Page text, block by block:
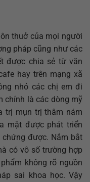
thuở của mọi người
pháp cũng như các
được chia sẻ từ văn
hay trên mạng xã
nhỏ các chị em đi
chính là các dòng mỹ
trị mụn trị thâm nám
mặt được phát triển
được. Nắm bắt
có vô số trường hợp
không rõ nguồn
sai khoa học. Vậy